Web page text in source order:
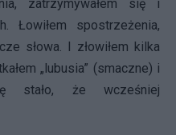
zatrzymywałem się i
Łowiłem spostrzeżenia,
słowa. I złowiłem kilka
„lubusia” (smaczne) i
stało, że wcześniej